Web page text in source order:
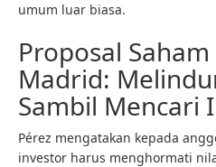
umum luar biasa.
Proposal Saham
Madrid:
Sambil Mencari
Pérez mengatakan kepada
investor harus menghormati